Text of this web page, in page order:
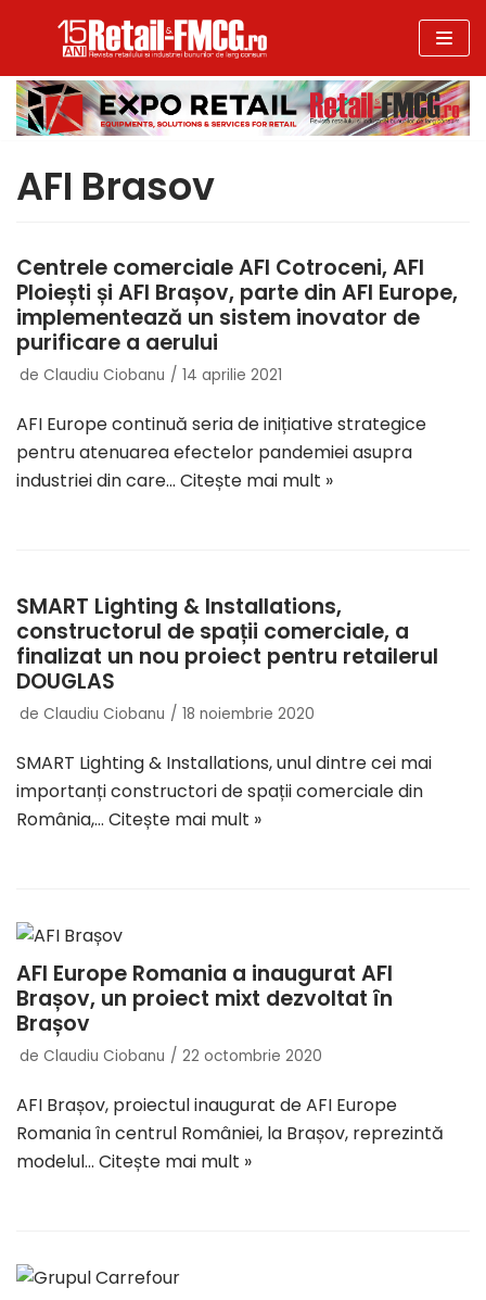
la
conținut
AFI Brasov
Centrele comerciale AFI Cotroceni, AFI
Ploiești și AFI Brașov, parte din AFI Europe,
implementează un sistem inovator de
purificare a aerului
de Claudiu Ciobanu 14 aprilie 2021
AFI Europe continuă seria de inițiative strategice
pentru atenuarea efectelor pandemiei asupra
industriei din care… Citește mai mult »
SMART Lighting & Installations,
constructorul de spații comerciale, a
finalizat un nou proiect pentru retailerul
DOUGLAS
de Claudiu Ciobanu 18 noiembrie 2020
SMART Lighting & Installations, unul dintre cei mai
importanți constructori de spații comerciale din
România,… Citește mai mult »
AFI Europe Romania a inaugurat AFI
Brașov, un proiect mixt dezvoltat în
Brașov
de Claudiu Ciobanu 22 octombrie 2020
AFI Brașov, proiectul inaugurat de AFI Europe
Romania în centrul României, la Brașov, reprezintă
modelul… Citește mai mult »